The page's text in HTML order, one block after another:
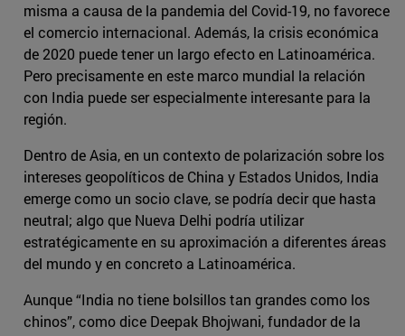
misma a causa de la pandemia del Covid-19, no favorece
el comercio internacional. Además, la crisis económica
de 2020 puede tener un largo efecto en Latinoamérica.
Pero precisamente en este marco mundial la relación
con India puede ser especialmente interesante para la
región.
Dentro de Asia, en un contexto de polarización sobre los
intereses geopolíticos de China y Estados Unidos, India
emerge como un socio clave, se podría decir que hasta
neutral; algo que Nueva Delhi podría utilizar
estratégicamente en su aproximación a diferentes áreas
del mundo y en concreto a Latinoamérica.
Aunque “India no tiene bolsillos tan grandes como los
chinos”, como dice Deepak Bhojwani, fundador de la